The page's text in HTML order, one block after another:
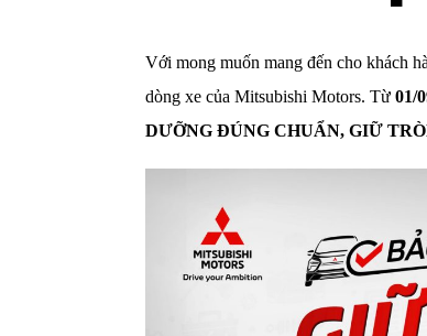
Với mong muốn mang đến cho khách
dòng xe của Mitsubishi Motors. Từ 01/
DƯỠNG ĐÚNG CHUẨN, GIỮ